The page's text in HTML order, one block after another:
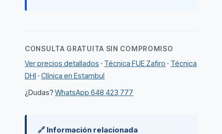
CONSULTA GRATUITA SIN COMPROMISO
Ver precios detallados · Técnica FUE Zafiro · Técnica
DHI · Clínica en Estambul
¿Dudas? WhatsApp 648 423 777
🔗 Información relacionada